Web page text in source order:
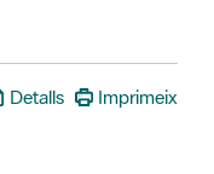
Detalls Imprimeix